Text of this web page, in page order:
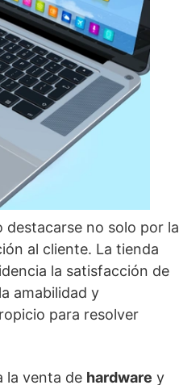
destacarse no solo por la
al cliente. La tienda
la satisfacción de
amabilidad y
para resolver
la venta de hardware y